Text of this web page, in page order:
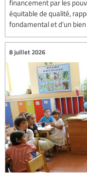
financement par les
équitable de qualité,
fondamental et d'un
8 juillet 2026